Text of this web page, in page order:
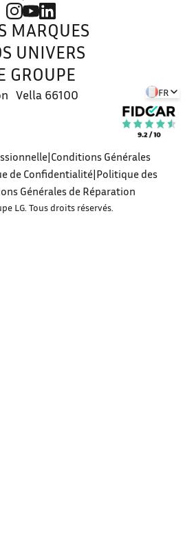
MARQUES
UNIVERS
GROUPE
Vella 66100
FR
Conditions Générales
de Confidentialité Politique des
Générales de Réparation
LG. Tous droits réservés.